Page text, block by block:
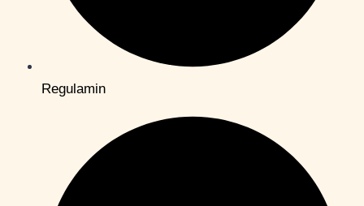
Regulamin